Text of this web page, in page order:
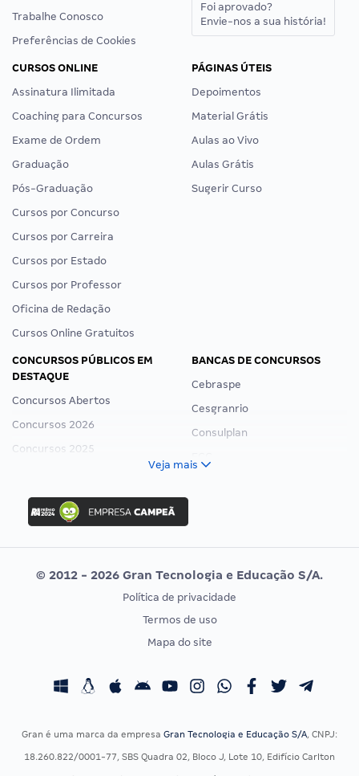
Trabalhe Conosco
Preferências de Cookies
Foi aprovado?
Envie-nos a sua história!
CURSOS ONLINE
Assinatura Ilimitada
Coaching para Concursos
Exame de Ordem
Graduação
Pós-Graduação
Cursos por Concurso
Cursos por Carreira
Cursos por Estado
Cursos por Professor
Oficina de Redação
Cursos Online Gratuitos
PÁGINAS ÚTEIS
Depoimentos
Material Grátis
Aulas ao Vivo
Aulas Grátis
Sugerir Curso
CONCURSOS PÚBLICOS EM
DESTAQUE
Concursos Abertos
Concursos 2026
Concursos 2025
Concurso Ibama
Concurso MPU
Editais publicados
BANCAS DE CONCURSOS
Cebraspe
Cesgranrio
Consulplan
Vunesp
CONCURSOS POR PROFISSÃO
Concursos Fiscais
EXAME DE ORDEM
Calendário OAB
Veja mais
© 2012 - 2026 Gran Tecnologia e Educação S/A.
Política de privacidade
Termos de uso
Mapa do site
Gran é uma marca da empresa Gran Tecnologia e Educação S/A, CNPJ:
18.260.822/0001-77, SBS Quadra 02, Bloco J, Lote 10, Edifício Carlton